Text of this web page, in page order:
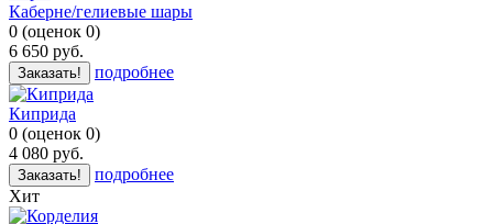
Каберне/гелиевые шары
0 (оценок 0)
6 650 руб.
Заказать! подробнее
Киприда
0 (оценок 0)
4 080 руб.
Заказать!
подробнее
Хит